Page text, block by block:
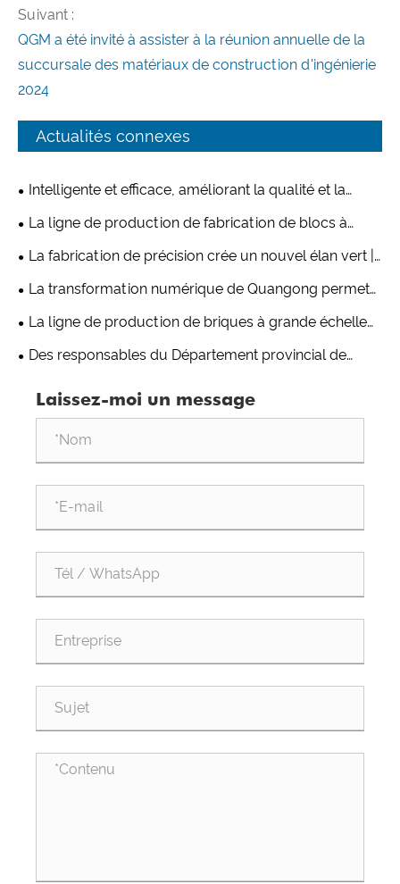
Suivant :
QGM a été invité à assister à la réunion annuelle de la
succursale des matériaux de construction d'ingénierie
2024
Actualités connexes
Intelligente et efficace, améliorant la qualité et la
productivité : la nouvelle ligne de production de
briques QT10 de Quangong Machinery Co., Ltd. fait
sensation
La ligne de production de fabrication de blocs à
grande vitesse QT10 de Quangong Machinery Co., Ltd.
établit une nouvelle norme en matière d'excellence en
matière de fabrication intelligente
La fabrication de précision crée un nouvel élan vert |
La ligne de production de briques T9 de Quangong
Machinery Co., Ltd. se distingue par sa résistance
exceptionnelle
La transformation numérique de Quangong permet
un développement d'entreprise de haute qualité
La ligne de production de briques à grande échelle
de 1 500 de Quangong Machinery est à nouveau
expédiée à l'étranger
Des responsables du Département provincial de
Fujian visitent Quangong Machinery Co., Ltd. pour une
inspection et des conseils
Laissez-moi un message